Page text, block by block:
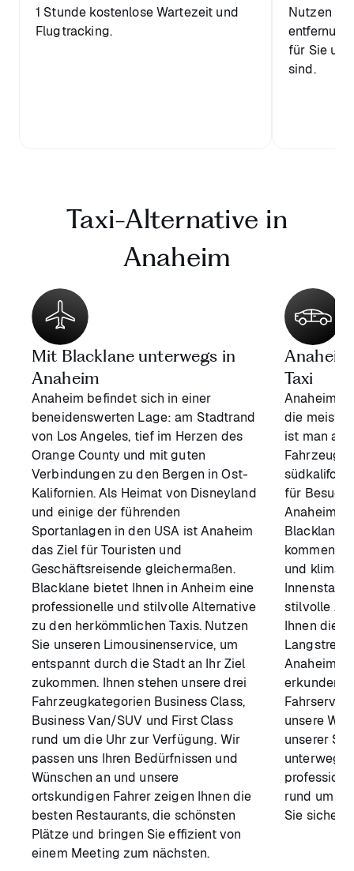
1 Stunde kostenlose Wartezeit und
Flugtracking.
Nutzen
für Sie
sind.
Taxi-Alternative in
Anaheim
Mit Blacklane unterwegs in
Anaheim
Anaheim befindet sich in einer
beneidenswerten Lage: am Stadtrand
von Los Angeles, tief im Herzen des
Orange County und mit guten
Verbindungen zu den Bergen in Ost-
Kalifornien. Als Heimat von Disneyland
und einige der führenden
Sportanlagen in den USA ist Anaheim
das Ziel für Touristen und
Geschäftsreisende gleichermaßen.
Blacklane bietet Ihnen in Anheim eine
professionelle und stilvolle Alternative
zu den herkömmlichen Taxis. Nutzen
Sie unseren Limousinenservice, um
entspannt durch die Stadt an Ihr Ziel
zukommen. Ihnen stehen unsere drei
Fahrzeugkategorien Business Class,
Business Van/SUV und First Class
rund um die Uhr zur Verfügung. Wir
passen uns Ihren Bedürfnissen und
Wünschen an und unsere
ortskundigen Fahrer zeigen Ihnen die
besten Restaurants, die schönsten
Plätze und bringen Sie effizient von
einem Meeting zum nächsten.
Taxi
Anaheim
die
ist man
Fahrzeug
für
Anaheim
Blacklanes
kommen
und
stilvolle
Ihnen die
Anaheim
erkunden.
unsere
unserer
unterwegs
rund um
Sie sicher